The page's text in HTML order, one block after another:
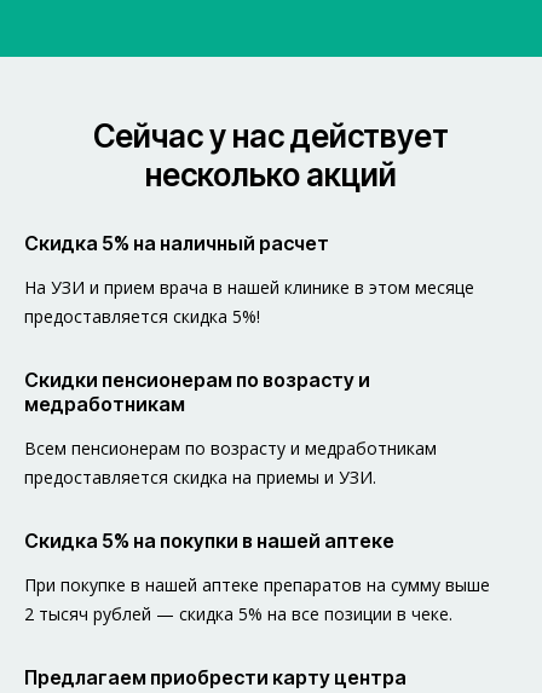
Cейчас у нас действует
несколько акций
Скидка 5% на наличный расчет
На УЗИ и прием врача в нашей клинике в этом месяце
предоставляется скидка 5%!
Скидки пенсионерам по возрасту и
медработникам
Всем пенсионерам по возрасту и медработникам
предоставляется скидка на приемы и УЗИ.
Скидка 5% на покупки в нашей аптеке
При покупке в нашей аптеке препаратов на сумму выше
2 тысяч рублей — скидка 5% на все позиции в чеке.
Предлагаем приобрести карту центра